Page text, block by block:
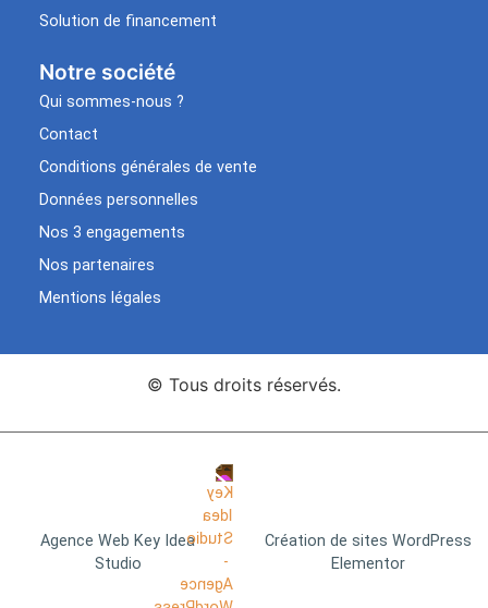
Solution de financement
Notre société
Qui sommes-nous ?
Contact
Conditions générales de vente
Données personnelles
Nos 3 engagements
Nos partenaires
Mentions légales
© Tous droits réservés.
Agence Web Key Idea
Studio
Création de sites WordPress
Elementor